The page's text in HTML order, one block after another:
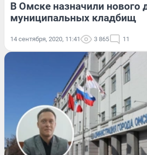
В Омске назначили нового
муниципальных кладбищ
14 сентября, 2020, 11:41 3 865 11